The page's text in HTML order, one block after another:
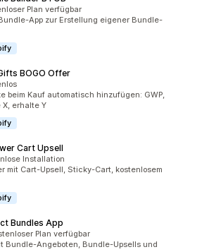
insgesamtPlan verfügbar
App zur Erstellung eigener Bundle-
BOGO Offer
beim Kauf automatisch hinzufügen: GWP,
X, erhalte Y
Cart Upsell
insgesamtInstallation
mit Cart-Upsell, Sticky-Cart, kostenlosem
Bundles App
insgesamtPlan verfügbar
Bundle-Angeboten, Bundle-Upsells und